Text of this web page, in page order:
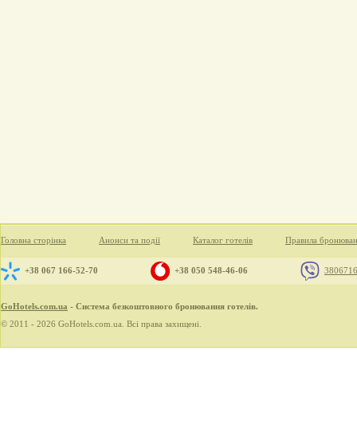
Головна сторінка Анонси та події Каталог готелів Правила
+38 067 166-52-70 +38 050 548-46-06
GoHotels.com.ua - Система безкоштовного бронювання готелів.
© 2011 - 2026 GoHotels.com.ua. Всі права захищені.